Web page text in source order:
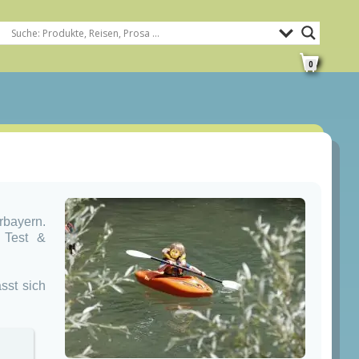
0
Test &
sich